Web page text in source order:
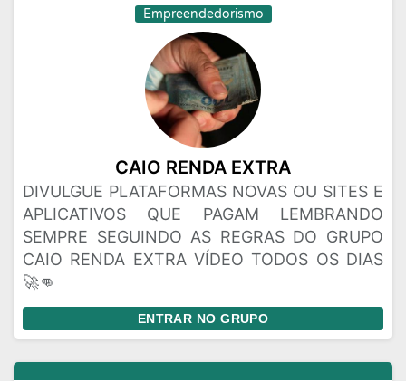
Empreendedorismo
CAIO RENDA EXTRA
DIVULGUE PLATAFORMAS NOVAS OU SITES E
APLICATIVOS QUE PAGAM LEMBRANDO
SEMPRE SEGUINDO AS REGRAS DO GRUPO
CAIO RENDA EXTRA VÍDEO TODOS OS DIAS
🚀👊
ENTRAR NO GRUPO